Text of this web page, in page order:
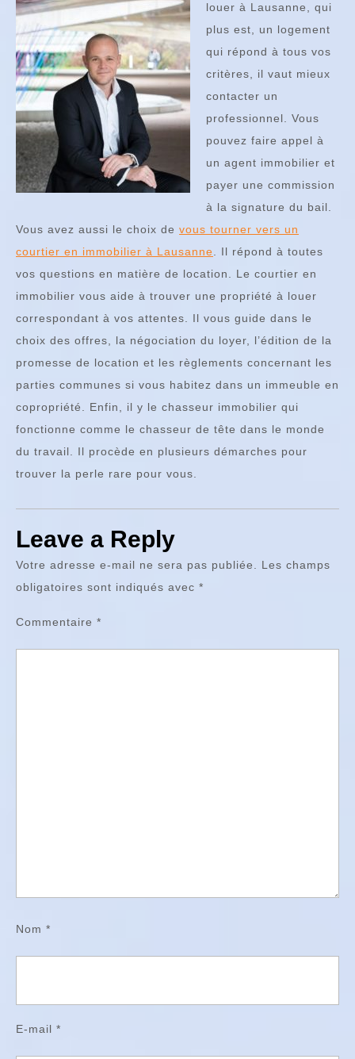
louer à Lausanne, qui
plus est, un logement
qui répond à tous vos
critères, il vaut mieux
contacter un
professionnel. Vous
pouvez faire appel à
un agent immobilier et
payer une commission
à la signature du bail.
Vous avez aussi le choix de vous tourner vers un
courtier en immobilier à Lausanne. Il répond à toutes
vos questions en matière de location. Le courtier en
immobilier vous aide à trouver une propriété à louer
correspondant à vos attentes. Il vous guide dans le
choix des offres, la négociation du loyer, l’édition de la
promesse de location et les règlements concernant les
parties communes si vous habitez dans un immeuble en
copropriété. Enfin, il y le chasseur immobilier qui
fonctionne comme le chasseur de tête dans le monde
du travail. Il procède en plusieurs démarches pour
trouver la perle rare pour vous.
Leave a Reply
Votre adresse e-mail ne sera pas publiée. Les champs
obligatoires sont indiqués avec *
Commentaire *
Nom *
E-mail *